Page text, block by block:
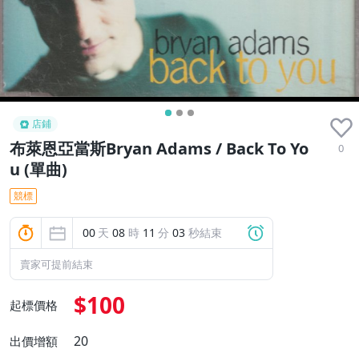
店鋪
布萊恩亞當斯Bryan Adams / Back To Yo
u (單曲)
0
競標
00 天 08 時 11 分 02 秒結束
賣家可提前結束
起標價格 $100
出價增額 20